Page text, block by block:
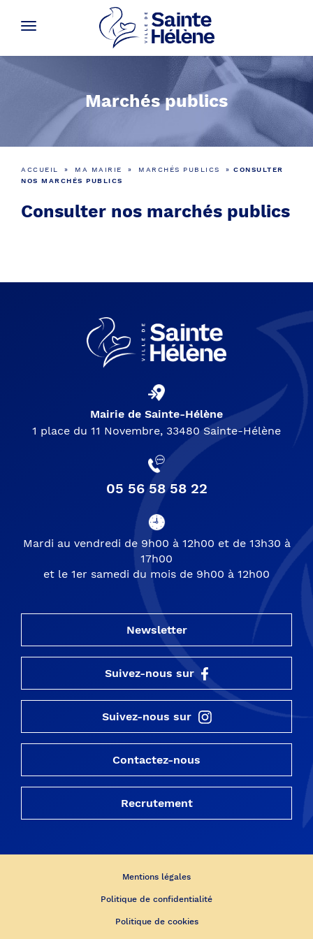
Marchés publics
ACCUEIL » MA MAIRIE » MARCHÉS PUBLICS » CONSULTER
NOS MARCHÉS PUBLICS
Consulter nos marchés publics
Mairie de Sainte-Hélène
1 place du 11 Novembre, 33480 Sainte-Hélène
05 56 58 58 22
Mardi au vendredi de 9h00 à 12h00 et de 13h30 à
17h00
et le 1er samedi du mois de 9h00 à 12h00
Newsletter
Suivez-nous sur
Suivez-nous sur
Contactez-nous
Recrutement
Mentions légales
Politique de confidentialité
Politique de cookies